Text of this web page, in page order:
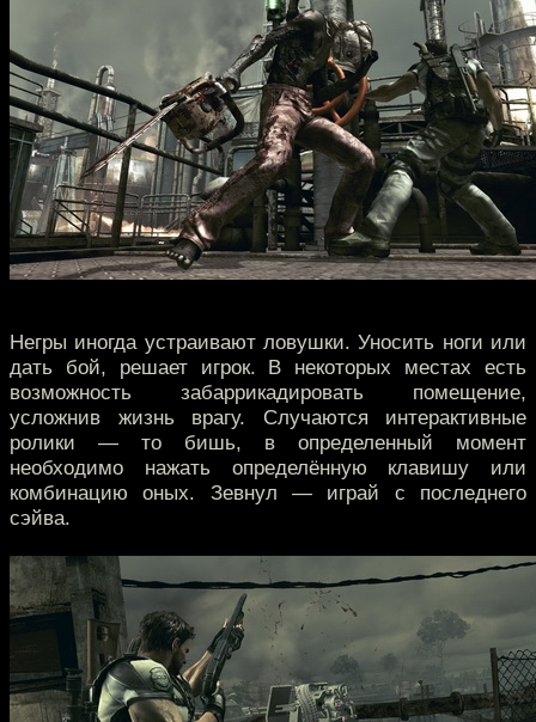
Негры иногда устраивают ловушки. Уносить ноги или
дать бой, решает игрок. В некоторых местах есть
возможность забаррикадировать помещение,
усложнив жизнь врагу. Случаются интерактивные
ролики — то бишь, в определенный момент
необходимо нажать определённую клавишу или
комбинацию оных. Зевнул — играй с последнего
сэйва.